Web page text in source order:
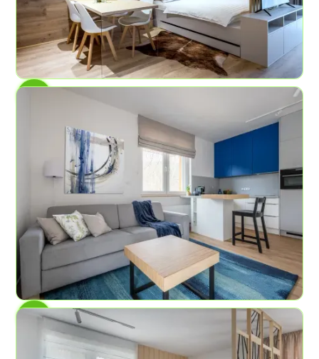
4 45 m²
AP č.2Modrý pramen
6 2 59,8 m²